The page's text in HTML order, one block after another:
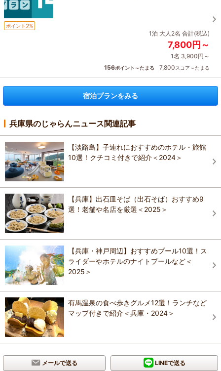
ポイント 2%
1泊 大人2名 合計(税込)
7,800円～
1名 3,900円～
156ポイント～たまる 7,800スコア～たまる
宿泊プランをみる
兵庫県のじゃらんニュース関連記事
【淡路島】子連れにおすすめのホテル・旅館
10選！クチコミ付きで紹介＜2024＞
【兵庫】出石皿そば（出石そば）おすすめ9
選！老舗や名店を厳選＜2025＞
【兵庫・神戸周辺】おすすめプール10選！ス
ライダーやホテルのナイトプールなど＜
2025＞
有馬温泉の食べ歩きグルメ12選！ランチなど
マップ付きで紹介＜兵庫・2024＞
メールで送る LINEで送る